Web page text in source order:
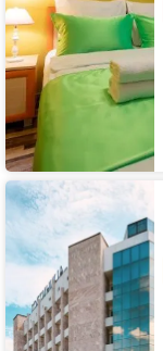
Гостиница
Октябрьская